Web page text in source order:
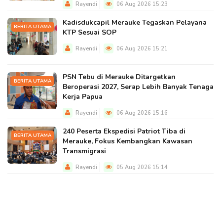
Rayendi 06 Aug 2026 15:23
BERITA UTAMA
Kadisdukcapil Merauke Tegaskan Pelayana
KTP Sesuai SOP
Rayendi 06 Aug 2026 15:21
BERITA UTAMA
PSN Tebu di Merauke Ditargetkan
Beroperasi 2027, Serap Lebih Banyak Tenaga
Kerja Papua
Rayendi 06 Aug 2026 15:16
BERITA UTAMA
240 Peserta Ekspedisi Patriot Tiba di
Merauke, Fokus Kembangkan Kawasan
Transmigrasi
Rayendi 05 Aug 2026 15:14